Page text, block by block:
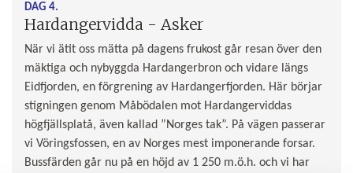
DAG 4.
Hardangervidda - Asker
När vi ätit oss mätta på dagens frukost går resan över den
mäktiga och nybyggda Hardangerbron och vidare längs
Eidfjorden, en förgrening av Hardangerfjorden. Här börjar
stigningen genom Måbödalen mot Hardangerviddas
högfjällsplatå, även kallad ”Norges tak”. På vägen passerar
vi Vöringsfossen, en av Norges mest imponerande forsar.
Bussfärden går nu på en höjd av 1 250 m.ö.h. och vi har